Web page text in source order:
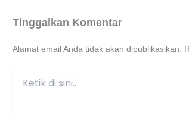
Tinggalkan Komentar
Alamat email Anda tidak akan dipublikasikan.